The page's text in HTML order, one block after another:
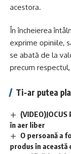
acestora.
În încheierea
exprime opiniile,
se abată de la
precum
Ti-ar putea
în aer liber
O persoană a
produs în această